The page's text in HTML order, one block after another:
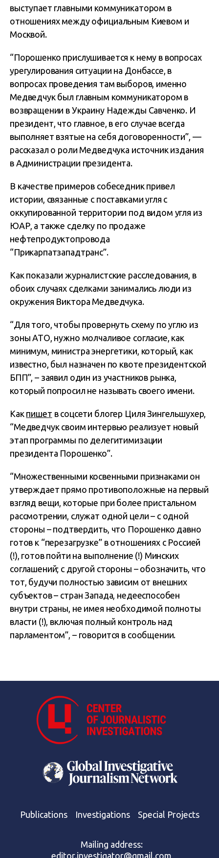
выступает главными коммуникатором в
отношениях между официальным Киевом и
Москвой.
“Порошенко прислушивается к нему в вопросах
урегулирования ситуации на Донбассе, в
вопросах проведения там выборов, именно
Медведчук был главным коммуникатором в
возвращении в Украину Надежды Савченко. И
президент, что главное, в его случае всегда
выполняет взятые на себя договоренности”, —
рассказал о роли Медведчука источник издания
в Администрации президента.
В качестве примеров собеседник привел
истории, связанные с поставками угля с
оккупированной территории под видом угля из
ЮАР, а также сделку по продаже
нефтепродуктопровода
“Прикарпатзападтранс”.
Как показали журналистские расследования, в
обоих случаях сделками занимались люди из
окружения Виктора Медведчука.
“Для того, чтобы провернуть схему по углю из
зоны АТО, нужно молчаливое согласие, как
минимум, министра энергетики, который, как
известно, был назначен по квоте президентской
БПП”, – заявил один из участников рынка,
который попросил не называть своего имени.
Как пишет в соцсети блогер Циля Зингельшухер,
“Медведчук своим интервью реализует новый
этап программы по делегитимизации
президента Порошенко”.
“Множественными косвенными признаками он
утверждает прямо противоположные на первый
взгляд вещи, которые при более пристальном
рассмотрении, служат одной цели – с одной
стороны – подтвердить, что Порошенко давно
готов к “перезагрузке” в отношениях с Россией
(!), готов пойти на выполнение (!) Минских
соглашений; с другой стороны – обозначить, что
тот, будучи полностью зависим от внешних
субъектов – стран Запада, недееспособен
внутри страны, не имея необходимой полноты
власти (!), включая полный контроль над
парламентом”, – говорится в сообщении.
Publications Investigations Special Projects
Mailing address:
editor.investigator@gmail.com